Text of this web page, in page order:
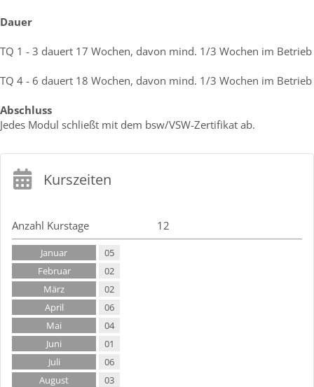
Dauer
TQ 1 - 3 dauert 17 Wochen, davon mind. 1/3 Wochen im Betrieb
TQ 4 - 6 dauert 18 Wochen, davon mind. 1/3 Wochen im Betrieb
Abschluss
Jedes Modul schließt mit dem bsw/VSW-Zertifikat ab.
Kurszeiten
Anzahl Kurstage 12
Januar
05
Februar
02
März
02
April
06
Mai
04
Juni
01
Juli
06
August
03